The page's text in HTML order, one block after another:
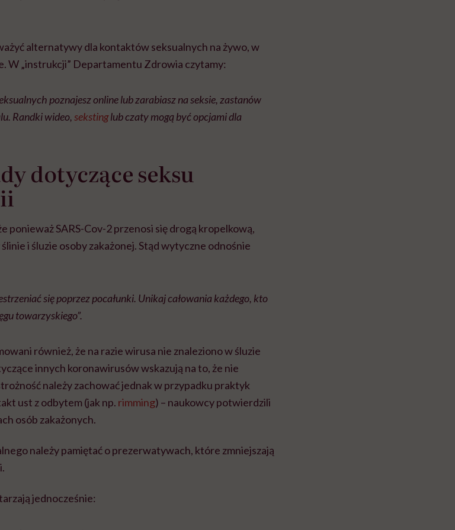
alternatywy dla kontaktów seksualnych na żywo, w
W „instrukcji” Departamentu Zdrowia czytamy:
poznajesz online lub zarabiasz na seksie, zastanów
Randki wideo,sekstinglub czaty mogą być opcjami dla
dotyczące seksu
ponieważ SARS-Cov-2 przenosi się drogą kropelkową,
i śluzie osoby zakażonej. Stąd wytyczne odnośnie
się poprzez pocałunki. Unikaj całowania każdego, kto
towarzyskiego”.
również, że na razie wirusa nie znaleziono w śluzie
innych koronawirusów wskazują na to, że nie
należy zachować jednak w przypadku praktyk
ust z odbytem (jak np. rimming) – naukowcy potwierdzili
osób zakażonych.
należy pamiętać o prezerwatywach, które zmniejszają
jednocześnie: